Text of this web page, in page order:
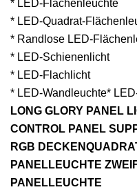
* LED-Flächenleuchte
* LED-Quadrat-
* Randlose LED-
* LED-Schienenlicht
* LED-Flachlicht
* LED-Wandleuchte*
LONG GLORY PANEL
CONTROL PANEL
RGB
PANELLEUCHTE
PANELLEUCHTE